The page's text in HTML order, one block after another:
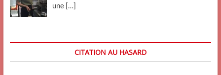
une […]
CITATION AU HASARD